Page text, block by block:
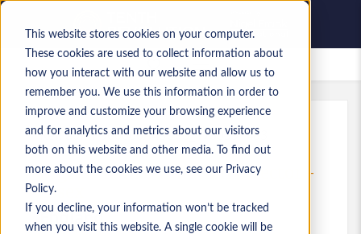
This website stores cookies on your computer.
These cookies are used to collect information about
how you interact with our website and allow us to
remember you. We use this information in order to
improve and customize your browsing experience
and for analytics and metrics about our visitors
both on this website and other media. To find out
more about the cookies we use, see our Privacy
Policy.
If you decline, your information won’t be tracked
when you visit this website. A single cookie will be
Zapisane oferty pracy
Ref:a0MP900000A48pF.3_1780591483
Digital Transformation Director -
Essex
England